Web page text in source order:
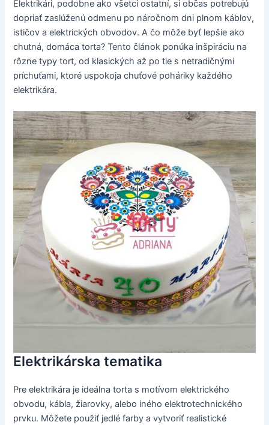
Elektrikári, podobne ako všetci ostatní, si občas potrebujú
dopriať zaslúženú odmenu po náročnom dni plnom káblov,
ističov a elektrických obvodov. A čo môže byť lepšie ako
chutná, domáca torta? Tento článok ponúka inšpiráciu na
rôzne typy tort, od klasických až po tie s netradičnými
príchuťami, ktoré uspokoja chuťové poháriky každého
elektrikára.
Elektrikárska tematika
Pre elektrikára je ideálna torta s motívom elektrického
obvodu, kábla, žiarovky, alebo iného elektrotechnického
prvku. Môžete použiť jedlé farby a vytvoriť realistické